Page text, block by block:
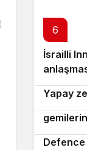
6
İsrailli
7
Yapay
ısiniyor!